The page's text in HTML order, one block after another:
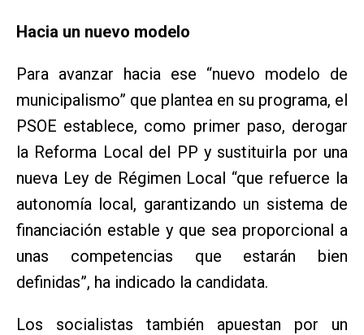
Hacia un nuevo modelo
Para avanzar hacia ese “nuevo modelo de
municipalismo” que plantea en su programa, el
PSOE establece, como primer paso, derogar
la Reforma Local del PP y sustituirla por una
nueva Ley de Régimen Local “que refuerce la
autonomía local, garantizando un sistema de
financiación estable y que sea proporcional a
unas competencias que estarán bien
definidas”, ha indicado la candidata.
Los socialistas también apuestan por un